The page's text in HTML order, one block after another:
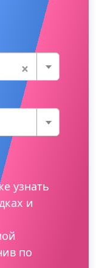
×
узнать
и
по